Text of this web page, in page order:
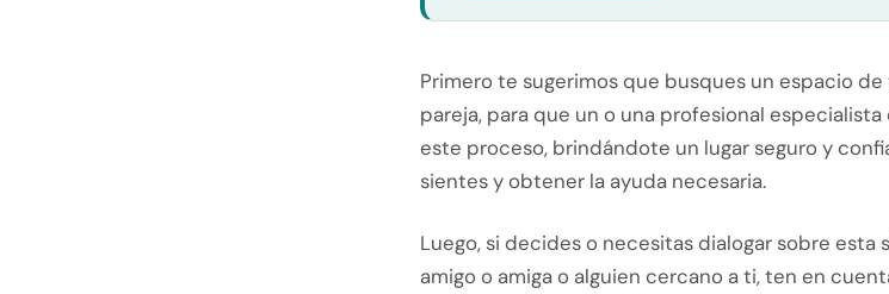
Primero te sugerimos que busques un espacio
pareja, para que un o una profesional
este proceso, brindándote un lugar seguro y
sientes y obtener la ayuda necesaria.
Luego, si decides o necesitas dialogar sobre esta
amigo o amiga o alguien cercano a ti, ten en